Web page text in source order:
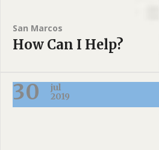
San Marcos
How Can I Help?
30
jul
2019